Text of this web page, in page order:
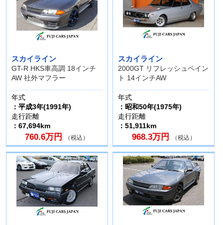
スカイライン
GT-R HKS車高調 18インチ
AW 社外マフラー
年式
：平成3年(1991年)
走行距離
：67,694km
760.6万円 （税込）
スカイライン
2000GT リフレッシュペイン
ト 14インチAW
年式
：昭和50年(1975年)
走行距離
：51,911km
968.3万円 （税込）